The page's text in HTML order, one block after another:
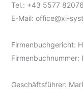
Tel.: +43 5577 82076
E-Mail: office@xi-
Firmenbuchgericht:
Firmenbuchnummer:
Geschäftsführer: